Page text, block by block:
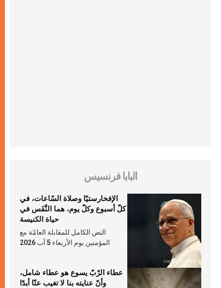
البابا فرنسيس
الإفخارستيّا وصلاة السّاعات، في
كلّ أسبوع وكلّ يوم، هما النَّفَس في
حياة الكنيسة
النص الكامل للمقابلة العامّة مع
المؤمنين يوم الأربعاء 5 آب 2026
عطاء الرّبّ يسوع هو عطاء شامل،
وأنّ عنايته بنا لا تغيب عنّا أبدًا